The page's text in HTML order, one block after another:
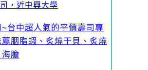
，近中興大學
~台中超人氣的平價壽司專
薦胭脂蝦、炙燒干貝、炙燒
膽